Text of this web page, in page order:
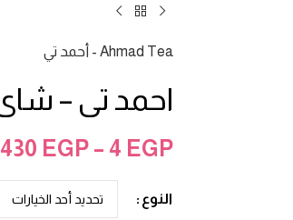
Ahmad Tea - أحمد تي
احمد تى – شاى
4 EGP
–
430 EGP
النوع